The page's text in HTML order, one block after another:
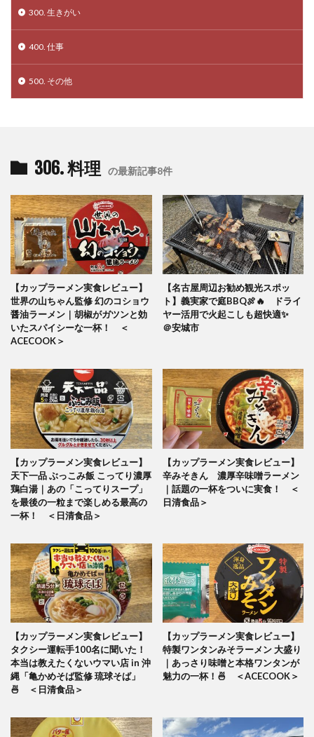
300. 生きがい
400. 仕事
500. その他
306. 料理 の最新記事8件
【カップラーメン実食レビュー】
世界の山ちゃん監修 幻のコショウ
醤油ラーメン｜胡椒がガツンと効
いたスパイシーな一杯！ ＜
ACECOOK＞
【名古屋周辺お勧め観光スポッ
ト】義実家で庭BBQ🍖🔥 ドライ
ヤー活用で火起こしも超快適✨
＠安城市
【カップラーメン実食レビュー】
天下一品 ぶっこみ飯 こってり濃厚
鶏白湯｜あの「こってりスープ」
を最後の一粒まで楽しめる最高の
一杯！ ＜日清食品＞
【カップラーメン実食レビュー】
辛みそきん 濃厚辛味噌ラーメン
｜話題の一杯をついに実食！ ＜
日清食品＞
【カップラーメン実食レビュー】
タクシー運転手100名に聞いた！
本当は教えたくないウマい店 in 沖
縄「亀かめそば監修 琉球そば」
🍜 ＜日清食品＞
【カップラーメン実食レビュー】
特製ワンタンみそラーメン 大盛り
｜あっさり味噌と本格ワンタンが
魅力の一杯！🍜 ＜ACECOOK＞